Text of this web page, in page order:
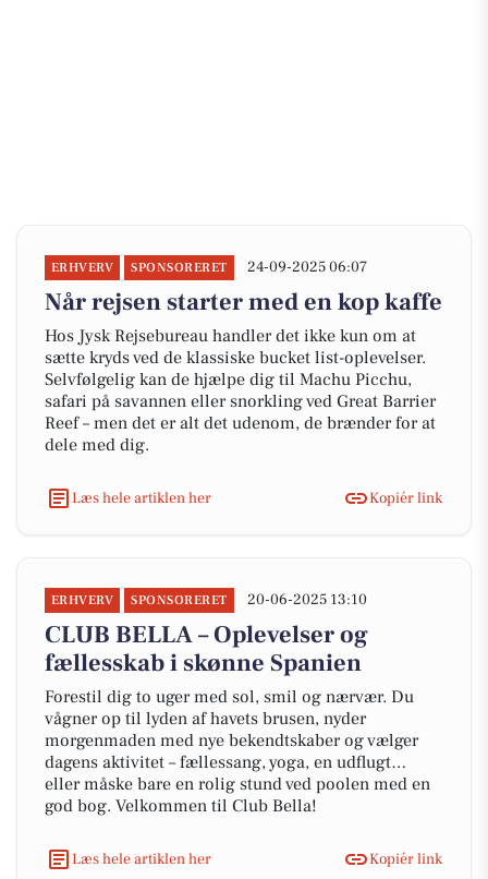
ERHVERV SPONSORERET 24-09-2025 06:07
Når rejsen starter med en kop kaffe
Hos Jysk Rejsebureau handler det ikke kun om at
sætte kryds ved de klassiske bucket list-oplevelser.
Selvfølgelig kan de hjælpe dig til Machu Picchu,
safari på savannen eller snorkling ved Great Barrier
Reef – men det er alt det udenom, de brænder for at
dele med dig.
Læs hele artiklen her Kopiér link
ERHVERV SPONSORERET 20-06-2025 13:10
CLUB BELLA – Oplevelser og
fællesskab i skønne Spanien
Forestil dig to uger med sol, smil og nærvær. Du
vågner op til lyden af havets brusen, nyder
morgenmaden med nye bekendtskaber og vælger
dagens aktivitet – fællessang, yoga, en udflugt…
eller måske bare en rolig stund ved poolen med en
god bog. Velkommen til Club Bella!
Læs hele artiklen her Kopiér link